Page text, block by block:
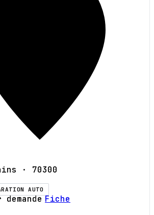
· 70300
AUTO
Fiche